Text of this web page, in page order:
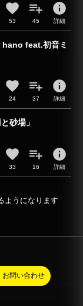
53 45
info
詳細
hano feat.初音ミ
24 37
info
詳細
砂場」
33 16
info
詳細
ようになります
お問い合わせ